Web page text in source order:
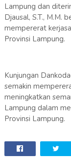
Lampung dan
Djausal, S.T., M.M.
mempererat
Provinsi Lampung.
Kunjungan
semakin
meningkatkan
Lampung dalam
Provinsi Lampung.